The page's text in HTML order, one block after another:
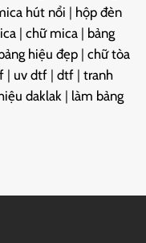
hút nổi | hộp đèn
| chữ mica | bảng
hiệu đẹp | chữ tòa
| uv dtf | dtf | tranh
daklak | làm bảng